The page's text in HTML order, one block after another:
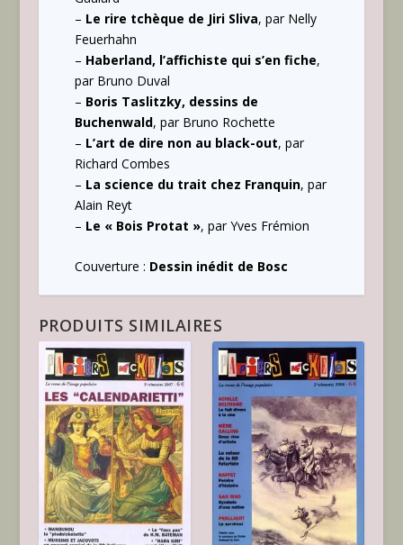
– Le rire tchèque de Jiri Sliva, par Nelly
Feuerhahn
– Haberland, l’affichiste qui s’en fiche,
par Bruno Duval
– Boris Taslitzky, dessins de
Buchenwald, par Bruno Rochette
– L’art de dire non au black-out, par
Richard Combes
– La science du trait chez Franquin, par
Alain Reyt
– Le « Bois Protat », par Yves Frémion
Couverture : Dessin inédit de Bosc
PRODUITS SIMILAIRES